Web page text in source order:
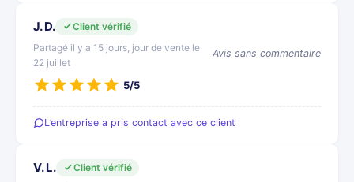
J. D.
Client vérifié
Partagé il y a 15 jours, jour de vente le
22 juillet
Avis sans commentaire
5/5
L’entreprise a pris contact avec ce client
V. L.
Client vérifié